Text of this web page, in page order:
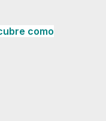
como